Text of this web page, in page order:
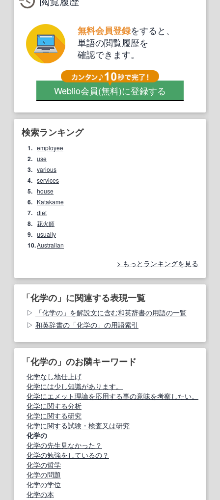
無料会員登録をすると、
単語の閲覧履歴を
確認できます。
Weblio会員(無料)に登録する
検索ランキング
1. employee
2. use
3. various
4. services
5. house
6. Katakame
7. diet
8. 花火師
9. usually
10.Australian
もっとランキングを見る
「化学の」に関連する表現一覧
「化学の」を解説文に含む和英辞書の用語の一覧
和英辞書の「化学の」の用語索引
「化学の」のお隣キーワード
化学なし地仕上げ
化学には少し知識があります。
化学にエメット理論を応用する事の意味を考察したい。
化学に関する分析
化学に関する研究
化学に関する試験・検査又は研究
化学の
化学の先生見なかった？
化学の勉強をしているの？
化学の哲学
化学の問題
化学の学位
化学の本